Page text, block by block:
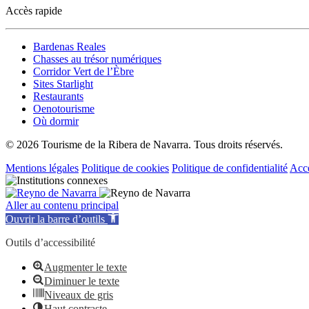
Accès rapide
Bardenas Reales
Chasses au trésor numériques
Corridor Vert de l’Èbre
Sites Starlight
Restaurants
Oenotourisme
Où dormir
© 2026 Tourisme de la Ribera de Navarra. Tous droits réservés.
Mentions légales Politique de cookies Politique de confidentialité
Aller au contenu principal
Ouvrir la barre d’outils
Outils d’accessibilité
Augmenter le texte
Diminuer le texte
Niveaux de gris